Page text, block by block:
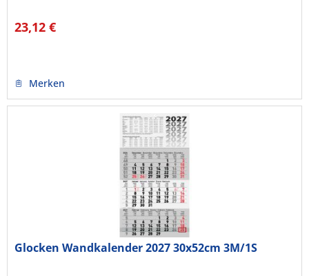
23,12 €
Merken
Glocken Wandkalender 2027 30x52cm 3M/1S